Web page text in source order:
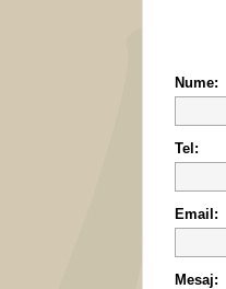
Nume:
Tel:
Email:
Mesaj: